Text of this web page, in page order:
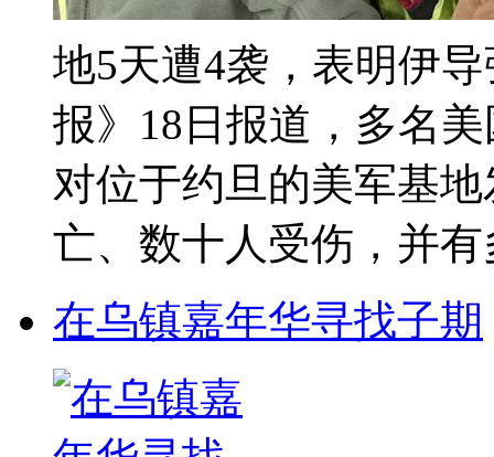
地5天遭4袭，表明伊
报》18日报道，多名
对位于约旦的美军基
亡、数十人受伤，并
在乌镇嘉年华寻找子期